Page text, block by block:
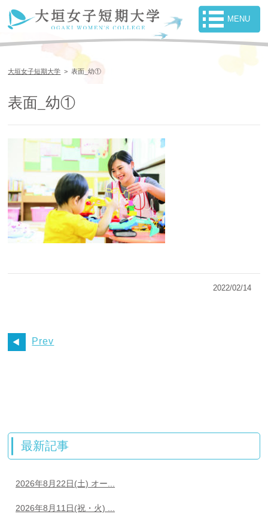
大垣女子短期大学 >表面_幼①
表面_幼①
2022/02/14
Prev
最新記事
2026年8月22日(土) オー...
2026年8月11日(祝・火) ...